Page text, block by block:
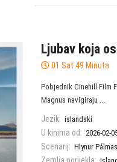
Ljubav koja
01 Sat 49 Minuta
Pobjednik Cinehill Film
Magnus navigiraju ...
Jezik: islandski
U kinima od: 2026-02-
Scenarij: Hlynur